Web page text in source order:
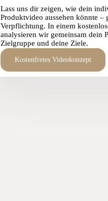
Lass uns dir zeigen, wie dein
Produktvideo aussehen könnte –
Verpflichtung. In einem
analysieren wir gemeinsam dein
Zielgruppe und deine Ziele.
Kostenfreies Videokonzept